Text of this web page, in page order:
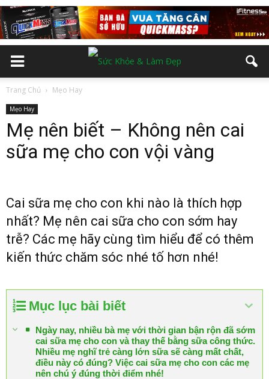
Trang Chủ Mẹo Hay
Mẹo Hay
Mẹ nên biết – Không nên cai
sữa mẹ cho con vội vàng
Cai sữa mẹ cho con khi nào là thích hợp
nhất? Mẹ nên cai sữa cho con sớm hay
trễ? Các mẹ hãy cùng tìm hiểu để có thêm
kiến thức chăm sóc nhé tố hơn nhé!
Mục lục bài biết
Ngày nay, nhiều bà mẹ với thời gian bận rộn đã sớm
cai sữa mẹ cho con và thay thế bằng sữa công thức.
Nhiều mẹ nghĩ trẻ càng lớn sữa sẽ càng mất chất,
điều này có đúng? Việc cai sữa mẹ cho con các mẹ
nên chú ý đúng thời điểm nhé!